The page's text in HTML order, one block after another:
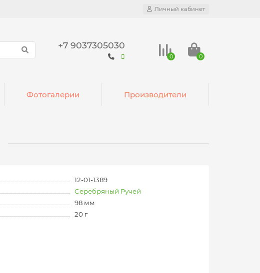
Личный кабинет
+7 9037305030
0 0
Фотогалерии Производители
12-01-1389
Серебряный Ручей
98 мм
20 г